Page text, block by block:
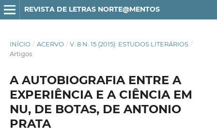
REVISTA DE LETRAS NORTE@MENTOS
INÍCIO / ACERVO / V. 8 N. 15 (2015): ESTUDOS LITERÁRIOS /
Artigos
A AUTOBIOGRAFIA ENTRE A
EXPERIÊNCIA E A CIÊNCIA EM
NU, DE BOTAS, DE ANTONIO
PRATA